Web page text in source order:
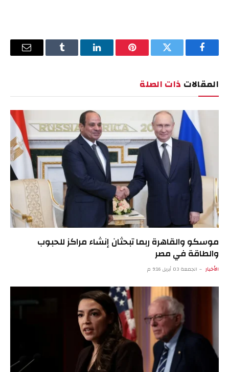
فيسبوك تويتر بينتيريستلينكدإن Tumblr
البريد
المقالات ذات الصلة
موسكو والقاهرة ربما تبحثان إنشاء مراكز للحبوب
والطاقة في مصر
الأخبار الجمعة 03 أبريل 9:16 م